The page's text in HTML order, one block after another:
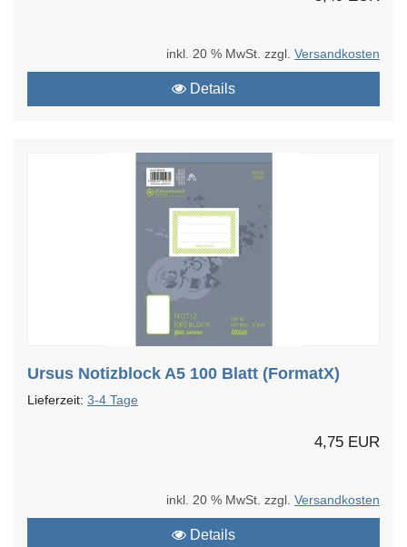
inkl. 20 % MwSt. zzgl. Versandkosten
Details
Ursus Notizblock A5 100 Blatt (FormatX)
Lieferzeit: 3-4 Tage
4,75 EUR
inkl. 20 % MwSt. zzgl. Versandkosten
Details